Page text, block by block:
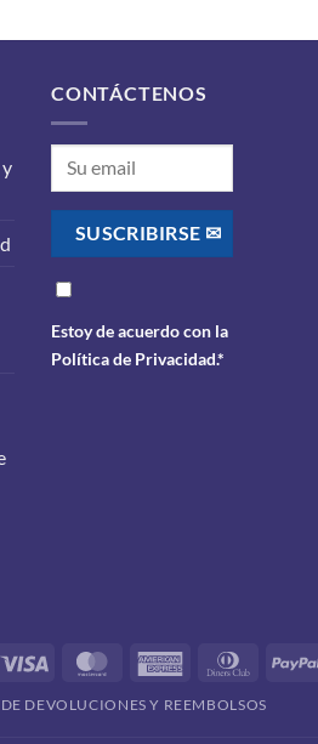
CONTÁCTENOS
Estoy de acuerdo con la
Política de Privacidad.*
Visa MasterCardAmerican
Dinners
DEVOLUCIONES Y REEMBOLSOS